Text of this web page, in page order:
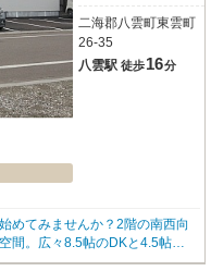
二海郡八雲町東雲町
26-35
八雲駅 徒歩16分
めてみませんか？2階の南西向
間。広々8.5帖のDKと4.5帖の
ゆったりお過ごしいただけま